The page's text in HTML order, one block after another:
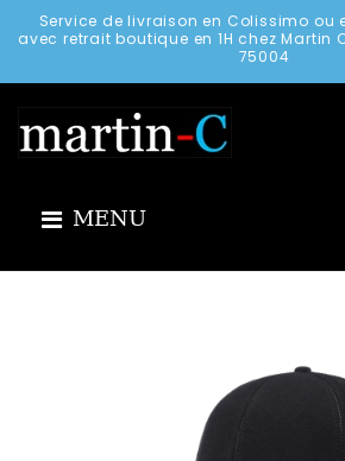
Service de livraison en Colissimo ou
avec retrait boutique en 1H chez Martin
75004
MENU